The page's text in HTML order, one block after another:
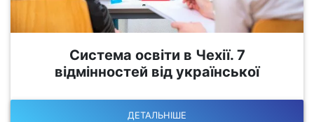
Система освіти в Чехії. 7
відмінностей від української
ДЕТАЛЬНІШЕ